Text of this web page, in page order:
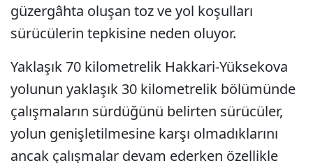
güzergâhta oluşan toz ve yol koşulları
sürücülerin tepkisine neden oluyor.
Yaklaşık 70 kilometrelik Hakkari-Yüksekova
yolunun yaklaşık 30 kilometrelik bölümünde
çalışmaların sürdüğünü belirten sürücüler,
yolun genişletilmesine karşı olmadıklarını
ancak çalışmalar devam ederken özellikle